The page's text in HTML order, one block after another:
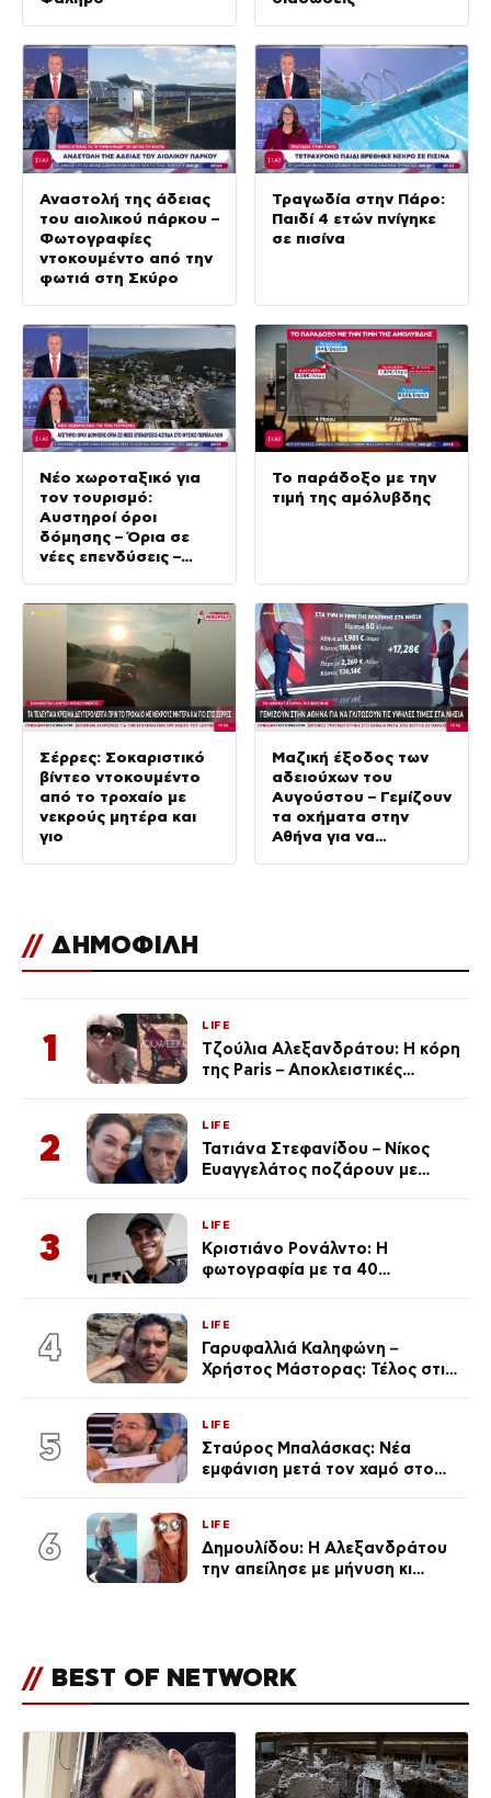
Αναστολή της άδειας
του αιολικού πάρκου –
Φωτογραφίες
ντοκουμέντο από την
φωτιά στη Σκύρο
Τραγωδία στην Πάρο:
Παιδί 4 ετών πνίγηκε
σε πισίνα
Νέο χωροταξικό για
τον τουρισμό:
Αυστηροί όροι
δόμησης – Όρια σε
νέες επενδύσεις –
Το παράδοξο με την
τιμή της αμόλυβδης
Σέρρες: Σοκαριστικό
βίντεο ντοκουμέντο
από το τροχαίο με
νεκρούς μητέρα και
γιο
Μαζική έξοδος των
αδειούχων του
Αυγούστου – Γεμίζουν
τα οχήματα στην
Αθήνα για να
// ΔΗΜΟΦΙΛΗ
1
LIFE
Τζούλια Αλεξανδράτου: Η κόρη
της Paris – Αποκλειστικές
2
LIFE
Τατιάνα Στεφανίδου – Νίκος
Ευαγγελάτος ποζάρουν με
3
LIFE
Κριστιάνο Ρονάλντο: Η
φωτογραφία με τα 40
εκ. likes
4
LIFE
Γαρυφαλλιά Καληφώνη –
Χρήστος Μάστορας: Τέλος στις
5
LIFE
Σταύρος Μπαλάσκας: Νέα
εμφάνιση μετά τον χαμό στο
6
LIFE
Δημουλίδου: Η Αλεξανδράτου
την απείλησε με μήνυση κι
// BEST OF NETWORK